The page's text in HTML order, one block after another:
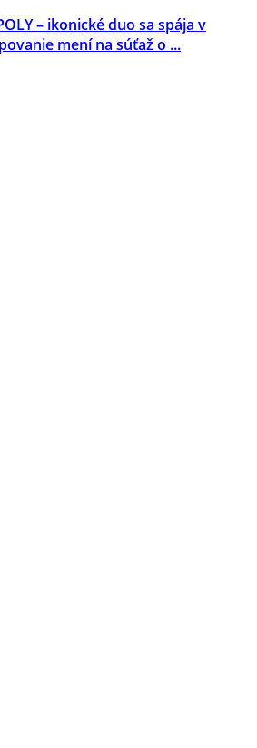
– ikonické duo sa spája v
mení na súťaž o ...